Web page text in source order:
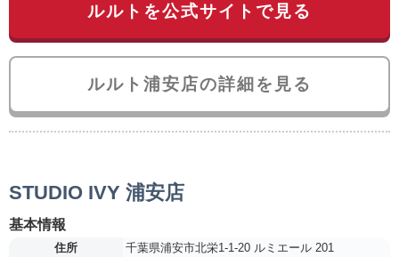
ルルトを公式サイトで見る
ルルト浦安店の詳細を見る
STUDIO IVY 浦安店
基本情報
住所 千葉県浦安市北栄1-1-20 ルミエール 201